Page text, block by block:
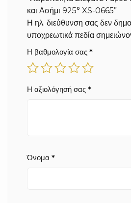
και Ασήμι 925° XS-0665”
Η ηλ. διεύθυνση σας δεν
υποχρεωτικά πεδία
Η βαθμολογία σας *
Η αξιολόγησή σας *
Όνομα *